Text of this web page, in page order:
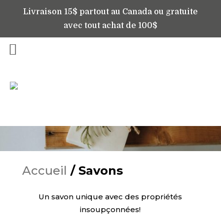
Livraison 15$ partout au Canada ou gratuite
avec tout achat de 100$
Accueil / Savons
Un savon unique avec des propriétés
insoupçonnées!